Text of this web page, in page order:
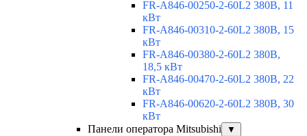
FR-A846-00250-2-60L2 380В, 11
кВт
FR-A846-00310-2-60L2 380В, 15
кВт
FR-A846-00380-2-60L2 380В,
18,5 кВт
FR-A846-00470-2-60L2 380В, 22
кВт
FR-A846-00620-2-60L2 380В, 30
кВт
Панели оператора Mitsubishi
▼